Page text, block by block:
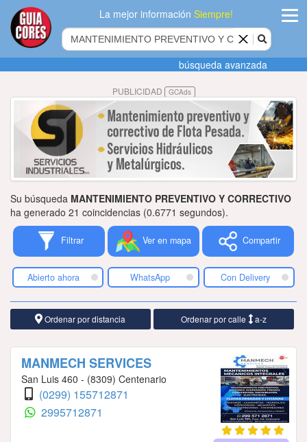
La mejor informaciónSiempre!
Agregar
empresa
Actualizar
datos
Publicidad
Tiendacores
Contactenos
búsqueda avanzada
PUBLICIDAD GCAds
Su búsqueda MANTENIMIENTO PREVENTIVO Y CORRECTIVO
ha generado 21 coincidencias (0.6771 segundos).
Filtrar Ver en mapa Compartir
Abierto ahora WhatsApp Con Delivery
Ordenar por distancia Ordenar por calle a-z
MANMECH SERVICES
San Luis 460 - (8309) Centenario
(0299) 155712871
2995712871